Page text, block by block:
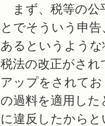
まず、税等の公
とでそういう申
あるというよう
税法の改正がされ
アップをされて
の過料を適用し
に違反したから